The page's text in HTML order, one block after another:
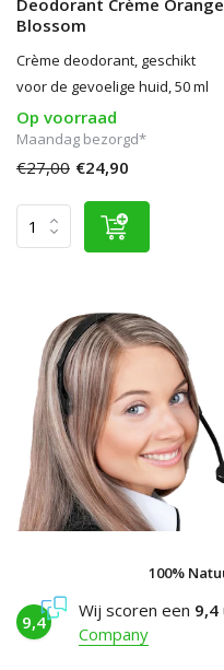
Blossom
Crème deodorant, geschikt
voor de gevoelige huid, 50 ml
Op voorraad
Maandag bezorgd*
€27,00 €24,90
100%
9,4
Wij scoren een 9,4
Company